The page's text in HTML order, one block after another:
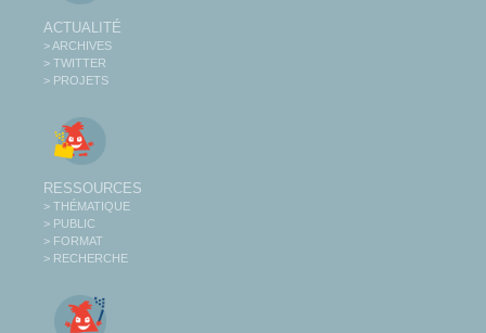
ACTUALITÉ
> ARCHIVES
> TWITTER
> PROJETS
RESSOURCES
> THÉMATIQUE
> PUBLIC
> FORMAT
> RECHERCHE